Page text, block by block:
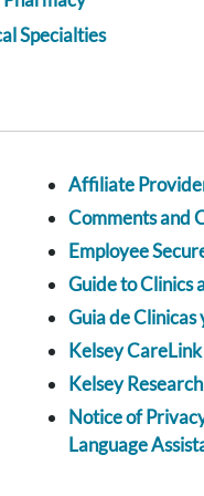
Specialties
Affiliate
Comments and
Employee
Guide to Clinics
Guia de
Kelsey CareLink
Kelsey
Notice of
Language